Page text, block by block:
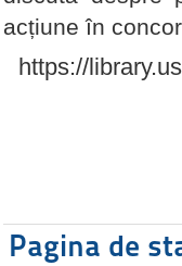
acțiune în
https://
Pagina de